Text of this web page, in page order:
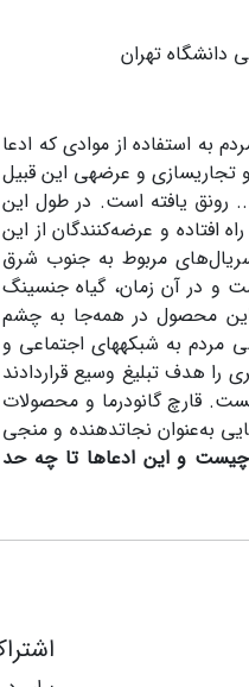
دانشگاه تهران
به استفاده از موادی که ادعا
و عرضه‏ی این قبیل
رونق یافته است. در طول این
و عرضه‌کنندگان از این
مربوط به جنوب شرق
و در آن زمان، گیاه جنسینگ
این محصول در همه‌جا به چشم
مردم به شبکه‏های اجتماعی و
را هدف تبلیغ وسیع قراردادند
قارچ گانودرما و محصولات
به‌عنوان نجات‏دهنده و منجی
چیست و این ادعاها تا چه حد